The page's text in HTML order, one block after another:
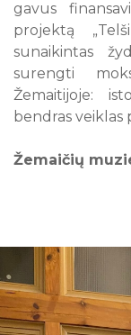
gavus
projektą
sunaikintas
surengti
Žemaitijoje:
bendras veiklas
Žemaičių